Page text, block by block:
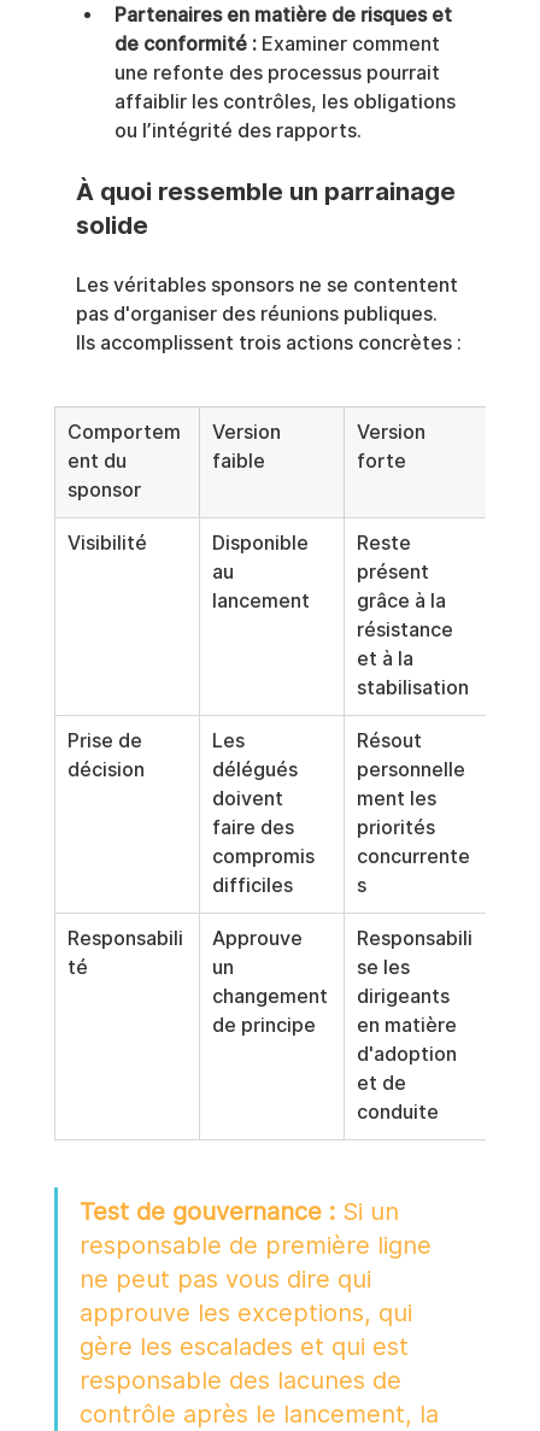
Partenaires en matière de risques et
de conformité : Examiner comment
une refonte des processus pourrait
affaiblir les contrôles, les obligations
ou l’intégrité des rapports.
À quoi ressemble un parrainage
solide
Les véritables sponsors ne se contentent
pas d'organiser des réunions publiques.
Ils accomplissent trois actions concrètes :
Comportem
ent du
sponsor
Version
faible
Version
forte
Visibilité
Disponible
au
lancement
Reste
présent
grâce à la
résistance
et à la
stabilisation
Prise de
décision
Les
délégués
doivent
faire des
compromis
difficiles
Résout
personnelle
ment les
priorités
concurrente
s
Responsabili
té
Approuve
un
changement
de principe
Responsabili
se les
dirigeants
en matière
d'adoption
et de
conduite
Test de gouvernance : Si un
responsable de première ligne
ne peut pas vous dire qui
approuve les exceptions, qui
gère les escalades et qui est
responsable des lacunes de
contrôle après le lancement, la